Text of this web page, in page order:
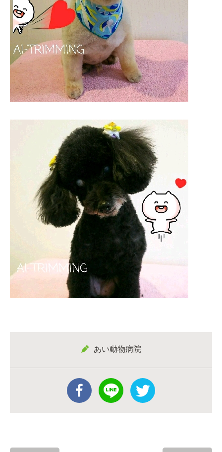
あい動物病院